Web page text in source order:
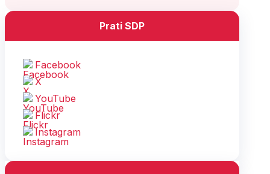
Prati SDP
Facebook
X
YouTube
Flickr
Instagram